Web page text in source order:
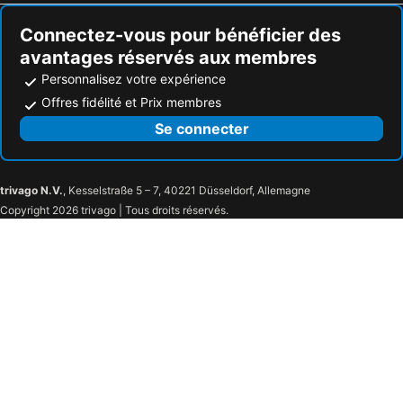
Connectez-vous pour bénéficier des
avantages réservés aux membres
Personnalisez votre expérience
Offres fidélité et Prix membres
Se connecter
trivago N.V., Kesselstraße 5 – 7, 40221 Düsseldorf, Allemagne
Copyright 2026 trivago | Tous droits réservés.